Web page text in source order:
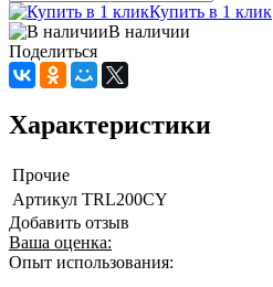
Купить в 1 клик
В наличии
Поделиться
Характеристики
Прочие
Артикул TRL200CY
Добавить отзыв
Ваша оценка:
Опыт использования: